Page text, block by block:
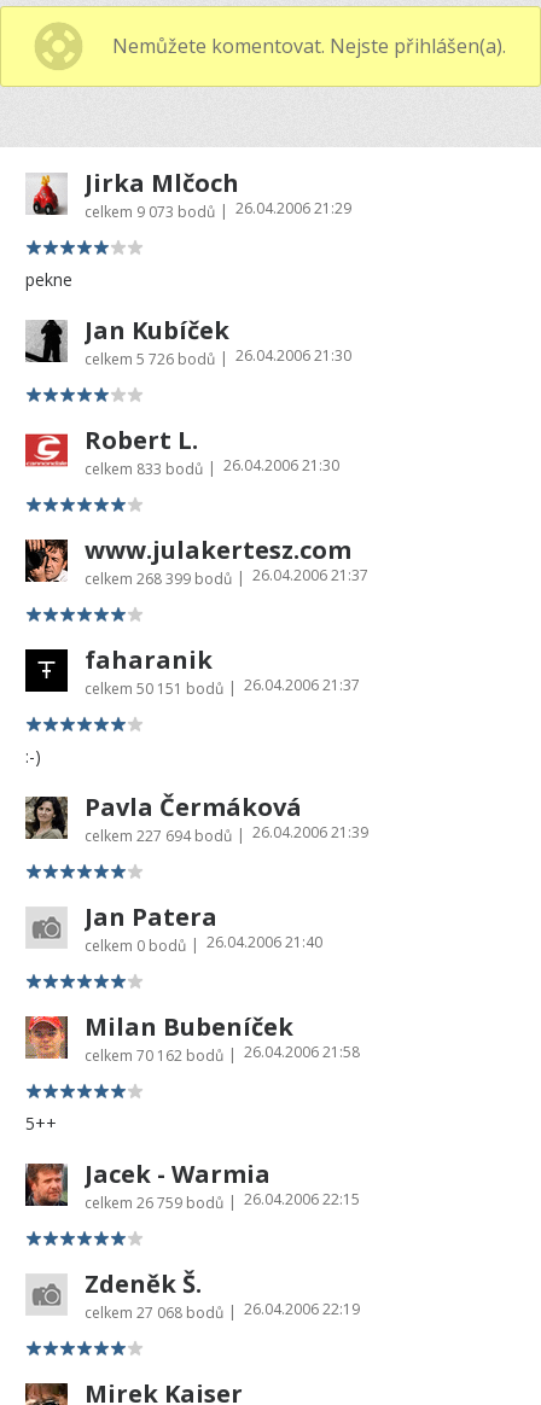
Nemůžete komentovat. Nejste přihlášen(a).
Jirka Mlčoch
celkem 9 073 bodů | 26.04.2006 21:29
pekne
Jan Kubíček
celkem 5 726 bodů | 26.04.2006 21:30
Robert L.
celkem 833 bodů | 26.04.2006 21:30
www.julakertesz.com
celkem 268 399 bodů | 26.04.2006 21:37
faharanik
celkem 50 151 bodů | 26.04.2006 21:37
:-)
Pavla Čermáková
celkem 227 694 bodů | 26.04.2006 21:39
Jan Patera
celkem 0 bodů | 26.04.2006 21:40
Milan Bubeníček
celkem 70 162 bodů | 26.04.2006 21:58
5++
Jacek - Warmia
celkem 26 759 bodů | 26.04.2006 22:15
Zdeněk Š.
celkem 27 068 bodů | 26.04.2006 22:19
Mirek Kaiser